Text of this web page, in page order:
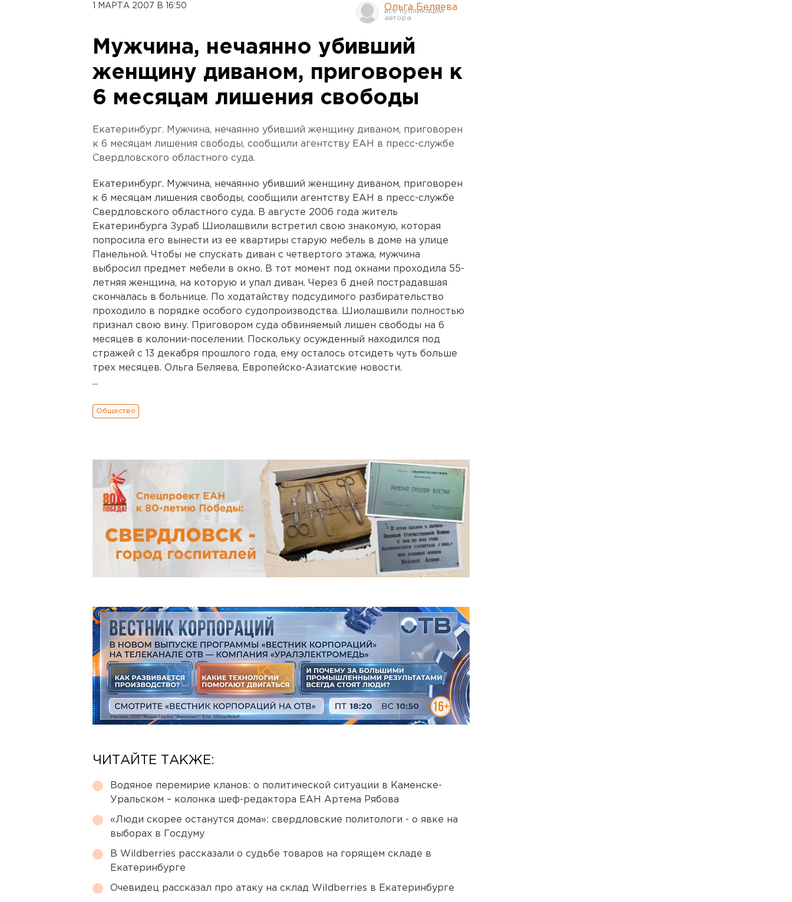
1 МАРТА 2007 В 16:50 Ольга Беляева
Мужчина, нечаянно убивший
женщину диваном, приговорен к
6 месяцам лишения свободы
Екатеринбург. Мужчина, нечаянно убивший женщину диваном, приговорен
к 6 месяцам лишения свободы, сообщили агентству ЕАН в пресс-службе
Свердловского областного суда.
Екатеринбург. Мужчина, нечаянно убивший женщину диваном, приговорен
к 6 месяцам лишения свободы, сообщили агентству ЕАН в пресс-службе
Свердловского областного суда. В августе 2006 года житель
Екатеринбурга Зураб Шиолашвили встретил свою знакомую, которая
попросила его вынести из ее квартиры старую мебель в доме на улице
Панельной. Чтобы не спускать диван с четвертого этажа, мужчина
выбросил предмет мебели в окно. В тот момент под окнами проходила 55-
летняя женщина, на которую и упал диван. Через 6 дней пострадавшая
скончалась в больнице. По ходатайству подсудимого разбирательство
проходило в порядке особого судопроизводства. Шиолашвили полностью
признал свою вину. Приговором суда обвиняемый лишен свободы на 6
месяцев в колонии-поселении. Поскольку осужденный находился под
стражей с 13 декабря прошлого года, ему осталось отсидеть чуть больше
трех месяцев. Ольга Беляева, Европейско-Азиатские новости.
...
Общество
ЧИТАЙТЕ ТАКЖЕ:
Водяное перемирие кланов: о политической ситуации в Каменске-
Уральском – колонка шеф-редактора ЕАН Артема Рябова
«Люди скорее останутся дома»: свердловские политологи - о явке на
выборах в Госдуму
В Wildberries рассказали о судьбе товаров на горящем складе в
Екатеринбурге
Очевидец рассказал про атаку на склад Wildberries в Екатеринбурге